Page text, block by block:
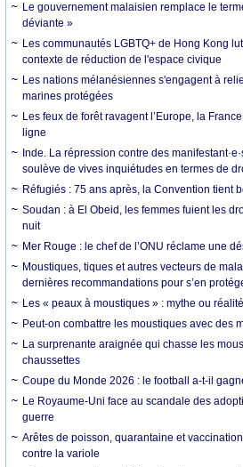
Le gouvernement malaisien remplace le
déviante »
Les communautés LGBTQ+ de Hong Kong
contexte de réduction de l'espace civique
Les nations mélanésiennes s'engagent à
marines protégées
Les feux de forêt ravagent l’Europe, la
ligne
Inde. La répression contre des
soulève de vives inquiétudes en termes de
Réfugiés : 75 ans après, la Convention tient
Soudan : à El Obeid, les femmes fuient les
nuit
Mer Rouge : le chef de l’ONU réclame une
Moustiques, tiques et autres vecteurs de
dernières recommandations pour s’en
Les « peaux à moustiques » : mythe ou
Peut-on combattre les moustiques avec des
La surprenante araignée qui chasse les
chaussettes
Coupe du Monde 2026 : le football a-t-il
Le Royaume-Uni face au scandale des
guerre
Arêtes de poisson, quarantaine et
contre la variole